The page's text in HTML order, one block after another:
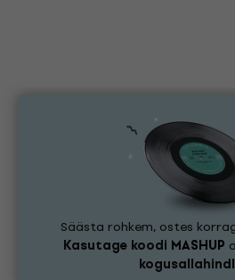
Säästa rohkem, ostes
Kasutage koodi MASHUP